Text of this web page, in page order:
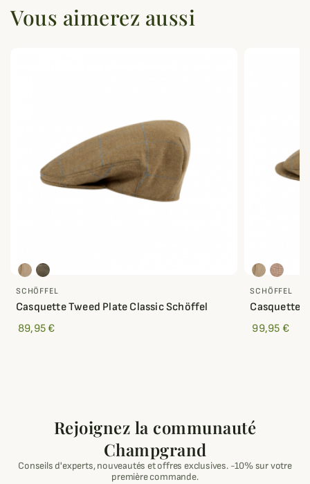
Vous aimerez aussi
SCHÖFFEL
Casquette Tweed Plate Classic Schöffel
89,95 €
SCHÖFFEL
Casquette
99,95 €
Rejoignez la communauté
Champgrand
Conseils d'experts, nouveautés et offres exclusives. -10% sur votre
première commande.